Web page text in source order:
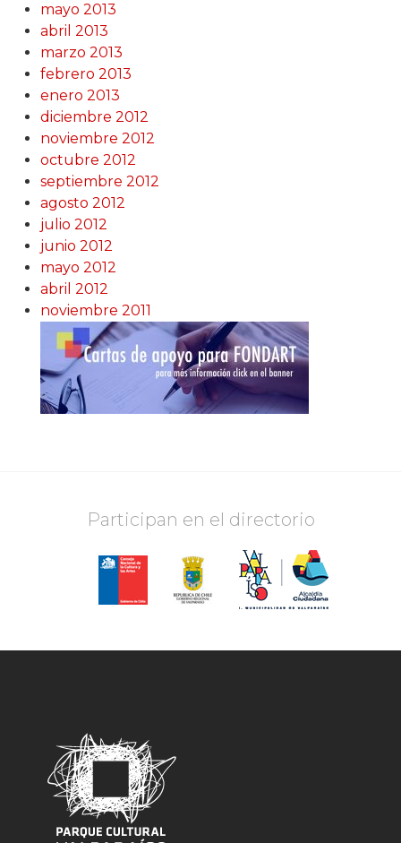
mayo 2013
abril 2013
marzo 2013
febrero 2013
enero 2013
diciembre 2012
noviembre 2012
octubre 2012
septiembre 2012
agosto 2012
julio 2012
junio 2012
mayo 2012
abril 2012
noviembre 2011
Participan en el directorio